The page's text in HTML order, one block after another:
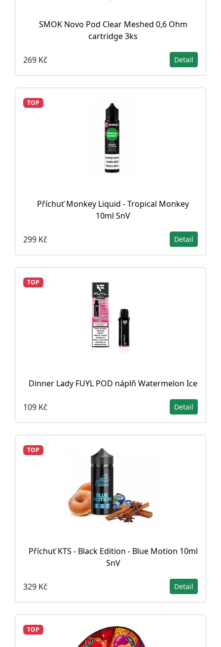
SMOK Novo Pod Clear Meshed 0,6 Ohm
cartridge 3ks
269 Kč Detail
TOP
Příchuť Monkey Liquid - Tropical Monkey
10ml SnV
299 Kč Detail
TOP
Dinner Lady FUYL POD náplň Watermelon Ice
109 Kč Detail
TOP
Příchuť KTS - Black Edition - Blue Motion 10ml
SnV
329 Kč Detail
TOP